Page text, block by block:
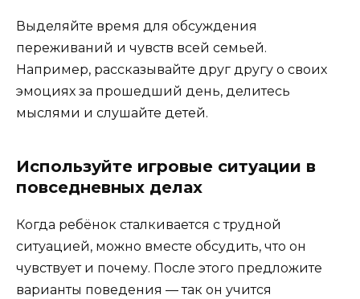
Выделяйте время для обсуждения
переживаний и чувств всей семьей.
Например, рассказывайте друг другу о своих
эмоциях за прошедший день, делитесь
мыслями и слушайте детей.
Используйте игровые ситуации в
повседневных делах
Когда ребёнок сталкивается с трудной
ситуацией, можно вместе обсудить, что он
чувствует и почему. После этого предложите
варианты поведения — так он учится